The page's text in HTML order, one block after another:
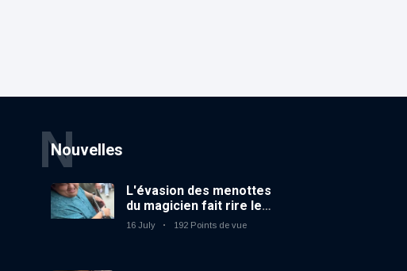
Nouvelles
N
L'évasion des menottes
du magicien fait rire le
public
16 July 192 Points de vue